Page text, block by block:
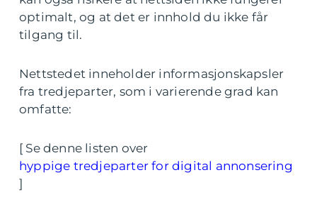
optimalt, og at det er innhold du ikke får
tilgang til.
Nettstedet inneholder informasjonskapsler
fra tredjeparter, som i varierende grad kan
omfatte:
[ Se denne listen over
hyppige tredjeparter for digital annonsering
]